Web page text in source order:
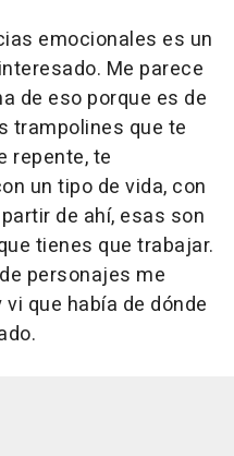
emocionales es un
Me parece
de eso porque es de
trampolines que te
repente, te
un tipo de vida, con
de ahí, esas son
tienes que trabajar.
personajes me
que había de dónde